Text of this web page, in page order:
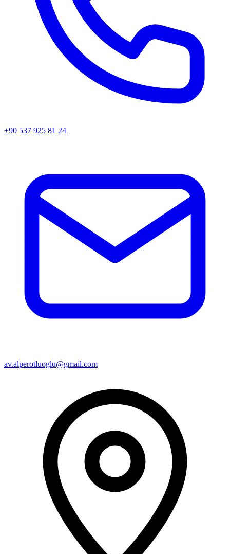
+90 537 925 81 24
av.alperotluoglu@gmail.com